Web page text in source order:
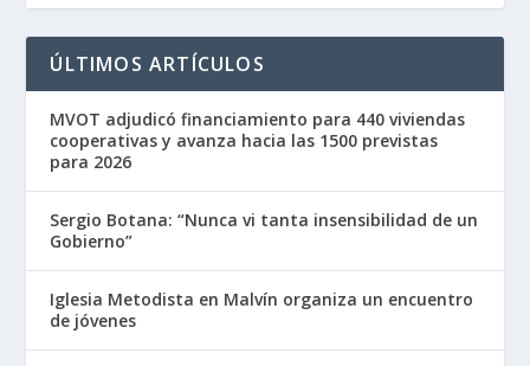
ÚLTIMOS ARTÍCULOS
MVOT adjudicó financiamiento para 440 viviendas
cooperativas y avanza hacia las 1500 previstas
para 2026
Sergio Botana: “Nunca vi tanta insensibilidad de un
Gobierno”
Iglesia Metodista en Malvín organiza un encuentro
de jóvenes